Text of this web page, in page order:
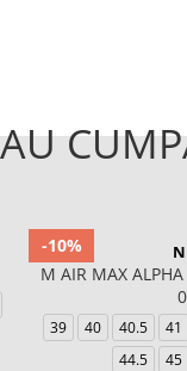
-10%
M AIR MAX
39 40 40.5 41
44.5
45